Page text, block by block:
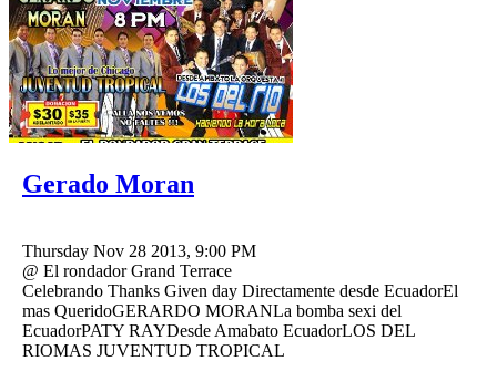
Gerado Moran
Thursday Nov 28 2013, 9:00 PM
@ El rondador Grand Terrace
Celebrando Thanks Given day Directamente desde EcuadorEl
mas QueridoGERARDO MORANLa bomba sexi del
EcuadorPATY RAYDesde Amabato EcuadorLOS DEL
RIOMAS JUVENTUD TROPICAL